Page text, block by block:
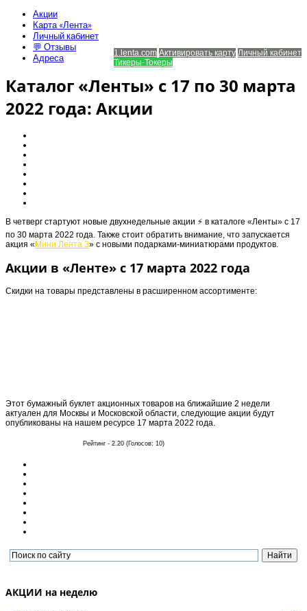
1.lenta.com Активировать карту Личный кабинет
Тикеры-Токеры
Акции
Карта «Лента»
Личный кабинет
💬 Отзывы
Адреса
Каталог «Ленты» с 17 по 30 марта
2022 года: Акции
В четверг стартуют новые двухнедельные акции ⚡️ в каталоге «Ленты» с 17
по 30 марта 2022 года. Также стоит обратить внимание, что запускается
акция « Мини Лента 3» с новыми подарками-миниатюрами продуктов.
Акции в «Ленте» с 17 марта 2022 года
Скидки на товары представлены в расширенном ассортименте:
Этот бумажный буклет акционных товаров на ближайшие 2 недели
актуален для Москвы и Московской области, следующие акции будут
опубликованы на нашем ресурсе 17 марта 2022 года.
Рейтинг - 2.20 (Голосов: 10)
АКЦИИ на неделю